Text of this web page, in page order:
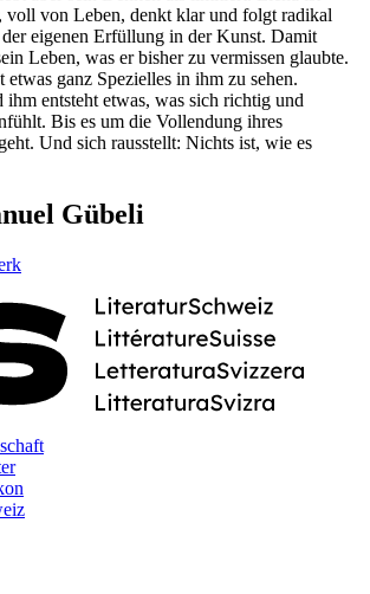
voll von Leben, denkt klar und folgt radikal
eigenen Erfüllung in der Kunst. Damit
Leben, was er bisher zu vermissen glaubte.
etwas ganz Spezielles in ihm zu sehen.
ihm entsteht etwas, was sich richtig und
Bis es um die Vollendung ihres
Und sich rausstellt: Nichts ist, wie es
Gübeli